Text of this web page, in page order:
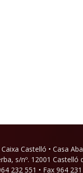
Castelló • Casa
s/nº. 12001 Castelló
232 551 • Fax 964